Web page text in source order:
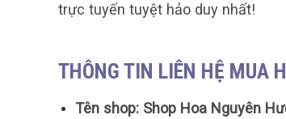
trực tuyến tuyệt hảo duy nhất!
THÔNG TIN LIÊN HỆ MUA
Tên shop: Shop Hoa Nguyên